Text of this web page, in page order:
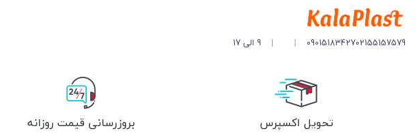
02155157579
09015183427
|
| 9 الی 17
تحویل اکسپرس بروزرسانی قیمت روزانه